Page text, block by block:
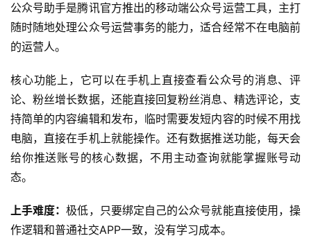
公众号助手是腾讯官方推出的移动端公众号运营工具，主打
随时随地处理公众号运营事务的能力，适合经常不在电脑前
的运营人。
核心功能上，它可以在手机上直接查看公众号的消息、评
论、粉丝增长数据，还能直接回复粉丝消息、精选评论，支
持简单的内容编辑和发布，临时需要发短内容的时候不用找
电脑，直接在手机上就能操作。还有数据推送功能，每天会
给你推送账号的核心数据，不用主动查询就能掌握账号动
态。
上手难度：极低，只要绑定自己的公众号就能直接使用，操
作逻辑和普通社交APP一致，没有学习成本。